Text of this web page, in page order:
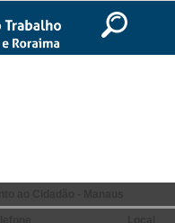
Ir para o rodapé
>> Fale Conosco